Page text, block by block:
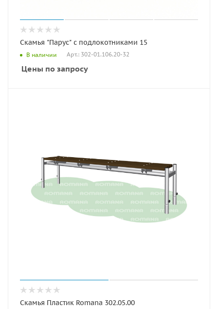
Скамья "Парус" с подлокотниками 15
В наличии Арт.: 302-01.106.20-32
Цены по запросу
Скамья Пластик Romana 302.05.00